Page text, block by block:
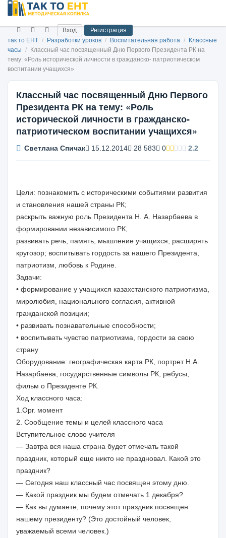
Вход
Регистрация
так то ЕНТ / Разработки уроков / Воспитательная работа /
Классные
часы /
Классный час посвященный Дню Первого Президента РК на
тему: «Роль исторической личности в гражданско- патриотическом
воспитании учащихся»
Классный час посвященный Дню Первого
Президента РК на тему: «Роль
исторической личности в гражданско-
патриотическом воспитании учащихся»
Светлана Спичак 15.12.2014 28 583 0 2.2
Цели: познакомить с историческими событиями развития
и становления нашей страны РК;
раскрыть важную роль Президента Н. А. Назарбаева в
формировании независимого РК;
развивать речь, память, мышление учащихся, расширять
кругозор; воспитывать гордость за нашего Президента,
патриотизм, любовь к Родине.
Задачи:
• формирование у учащихся казахстанского патриотизма,
миролюбия, национального согласия, активной
гражданской позиции;
• развивать познавательные способности;
• воспитывать чувство патриотизма, гордости за свою
страну
Оборудование: географическая карта РК, портрет Н.А.
Назарбаева, государственные символы РК, ребусы,
фильм о Президенте РК.
Ход классного часа:
1.Орг. момент
2. Сообщение темы и целей классного часа
Вступительное слово учителя
— Завтра вся наша страна будет отмечать такой
праздник, который еще никто не праздновал. Какой это
праздник?
— Сегодня наш классный час посвящен этому дню.
— Какой праздник мы будем отмечать 1 декабря?
— Как вы думаете, почему этот праздник посвящен
нашему президенту? (Это достойный человек,
уважаемый всеми человек.)